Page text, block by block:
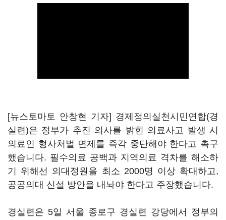
[뉴스토마토 안창현 기자] 경제정의실천시민연합(경
실련)은 정부가 추진 의사를 밝힌 의료사고 발생 시
의료인 형사처벌 면제를 즉각 중단해야 한다고 촉구
했습니다. 필수의료 공백과 지역의료 격차를 해소하
기 위해선 의대정원을 최소 2000명 이상 확대하고,
공공의대 신설 방안을 내놔야 한다고 주장했습니다.
경실련은 5일 서울 종로구 경실련 강당에서 정부의